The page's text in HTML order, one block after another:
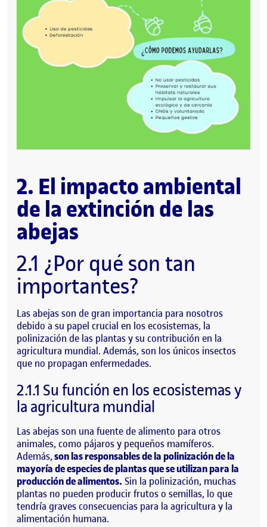
2. El impacto ambiental
de la extinción de las
abejas
2.1 ¿Por qué son tan
importantes?
Las abejas son de gran importancia para nosotros
debido a su papel crucial en los ecosistemas, la
polinización de las plantas y su contribución en la
agricultura mundial. Además, son los únicos insectos
que no propagan enfermedades.
2.1.1 Su función en los ecosistemas y
la agricultura mundial
Las abejas son una fuente de alimento para otros
animales, como pájaros y pequeños mamíferos.
Además,son las responsables de la polinización de la
mayoría de especies de plantas que se utilizan para la
producción de alimentos. Sin la polinización, muchas
plantas no pueden producir frutos o semillas, lo que
tendría graves consecuencias para la agricultura y la
alimentación humana.